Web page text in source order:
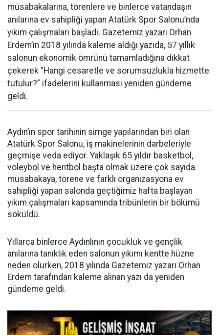
müsabakalarına, törenlere ve binlerce vatandaşın
anılarına ev sahipliği yapan Atatürk Spor Salonu’nda
yıkım çalışmaları başladı. Gazetemiz yazarı Orhan
Erdem’in 2018 yılında kaleme aldığı yazıda, 57 yıllık
salonun ekonomik ömrünü tamamladığına dikkat
çekerek “Hangi cesaretle ve sorumsuzlukla hizmette
tutulur?” ifadelerini kullanması yeniden gündeme
geldi.
Aydın’ın spor tarihinin simge yapılarından biri olan
Atatürk Spor Salonu, iş makinelerinin darbeleriyle
geçmişe veda ediyor. Yaklaşık 65 yıldır basketbol,
voleybol ve hentbol başta olmak üzere çok sayıda
müsabakaya, törene ve farklı organizasyona ev
sahipliği yapan salonda geçtiğimiz hafta başlayan
yıkım çalışmaları kapsamında tribünlerin bir bölümü
söküldü.
Yıllarca binlerce Aydınlının çocukluk ve gençlik
anılarına tanıklık eden salonun yıkımı kentte hüzne
neden olurken, 2018 yılında Gazetemiz yazarı Orhan
Erdem tarafından kaleme alınan yazı da yeniden
gündeme geldi.